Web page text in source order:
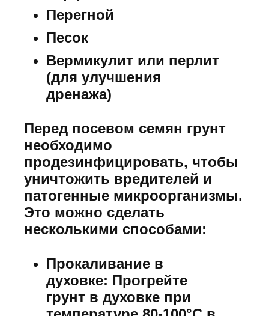
Перегной
Песок
Вермикулит или перлит
(для улучшения
дренажа)
Перед посевом семян грунт
необходимо
продезинфицировать, чтобы
уничтожить вредителей и
патогенные микроорганизмы.
Это можно сделать
несколькими способами:
Прокаливание в
духовке: Прогрейте
грунт в духовке при